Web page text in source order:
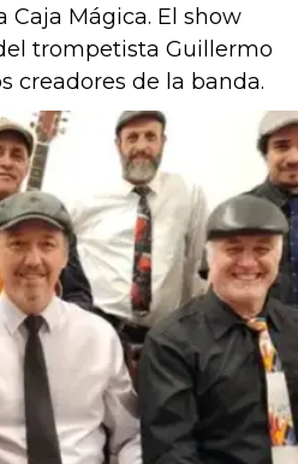
Caja Mágica. El show
trompetista Guillermo
creadores de la banda.